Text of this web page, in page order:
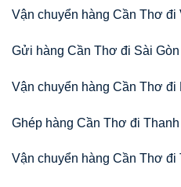
Vận chuyển hàng Cần Thơ đi
Gửi hàng Cần Thơ đi Sài Gòn
Vận chuyển hàng Cần Thơ đi
Ghép hàng Cần Thơ đi
Vận chuyển hàng Cần Thơ đi